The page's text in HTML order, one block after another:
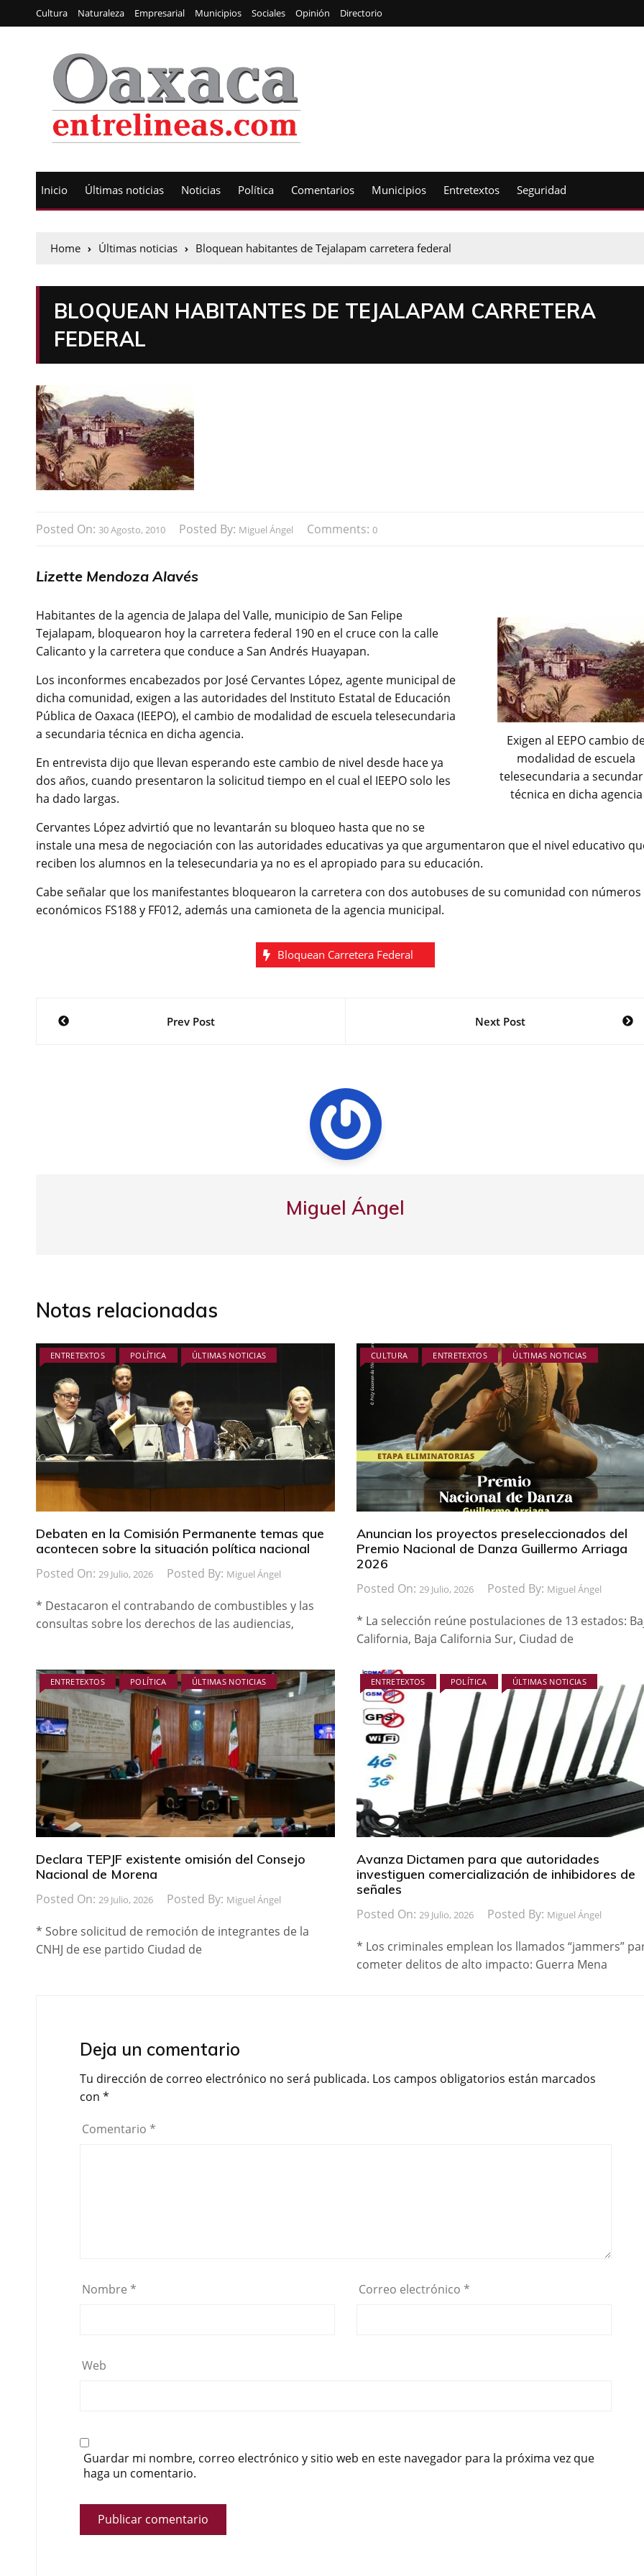
Cultura Naturaleza Empresarial Municipios Sociales Opinión Directorio
Inicio Últimas noticias Noticias Política Comentarios Municipios Entretextos Seguridad
Home Últimas noticias Bloquean habitantes de Tejalapam carretera federal
BLOQUEAN HABITANTES DE TEJALAPAM CARRETERA
FEDERAL
Posted On: 30 Agosto, 2010 Posted By: Miguel Ángel Comments: 0
Lizette Mendoza Alavés
Exigen al EEPO cambio
modalidad de escuela
telesecundaria a
técnica en dicha agencia
Habitantes de la agencia de Jalapa del Valle, municipio de San Felipe
Tejalapam, bloquearon hoy la carretera federal 190 en el cruce con la calle
Calicanto y la carretera que conduce a San Andrés Huayapan.
Los inconformes encabezados por José Cervantes López, agente municipal de
dicha comunidad, exigen a las autoridades del Instituto Estatal de Educación
Pública de Oaxaca (IEEPO), el cambio de modalidad de escuela telesecundaria
a secundaria técnica en dicha agencia.
En entrevista dijo que llevan esperando este cambio de nivel desde hace ya
dos años, cuando presentaron la solicitud tiempo en el cual el IEEPO solo les
ha dado largas.
Cervantes López advirtió que no levantarán su bloqueo hasta que no se
instale una mesa de negociación con las autoridades educativas ya que argumentaron que el nivel educativo
reciben los alumnos en la telesecundaria ya no es el apropiado para su educación.
Cabe señalar que los manifestantes bloquearon la carretera con dos autobuses de su comunidad con números
económicos FS188 y FF012, además una camioneta de la agencia municipal.
Bloquean Carretera Federal
NavegaciónPrev Post Next Post
Miguel Ángel
Notas relacionadas
ENTRETEXTOS POLÍTICA ÚLTIMAS NOTICIAS
Debaten en la Comisión Permanente temas que
acontecen sobre la situación política nacional
Posted On: 29 Julio, 2026 Posted By: Miguel Ángel
* Destacaron el contrabando de combustibles y las
consultas sobre los derechos de las audiencias,
CULTURA ENTRETEXTOS ÚLTIMAS NOTICIAS
Anuncian los proyectos preseleccionados del
Premio Nacional de Danza Guillermo Arriaga
2026
Posted On: 29 Julio, 2026 Posted By: Miguel Ángel
* La selección reúne postulaciones de 13 estados:
California, Baja California Sur, Ciudad de
ENTRETEXTOS POLÍTICA ÚLTIMAS NOTICIAS
Declara TEPJF existente omisión del Consejo
Nacional de Morena
Posted On: 29 Julio, 2026 Posted By: Miguel Ángel
* Sobre solicitud de remoción de integrantes de la
CNHJ de ese partido Ciudad de
ENTRETEXTOS POLÍTICA ÚLTIMAS NOTICIAS
Avanza Dictamen para que autoridades
investiguen comercialización de inhibidores de
señales
Posted On: 29 Julio, 2026 Posted By: Miguel Ángel
* Los criminales emplean los llamados “jammers”
cometer delitos de alto impacto: Guerra Mena
Deja un comentario
Tu dirección de correo electrónico no será publicada. Los campos obligatorios están marcados
con *
Comentario *
Nombre * Correo electrónico *
Web
Guardar mi nombre, correo electrónico y sitio web en este navegador para la próxima vez que
haga un comentario.